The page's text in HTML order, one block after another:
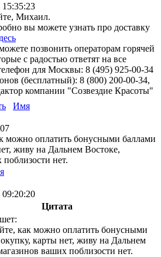
15:35:23
Михаил.
вы можете узнать про доставку
позвонить операторам горячей
с радостью ответят на все
для Москвы: 8 (495) 925-00-34
(бесплатный): 8 (800) 200-00-34,
компании "Созвездие Красоты"
Имя
можно оплатить бонусными баллами
живу на Дальнем Востоке,
нет.
09:20:20
Цитата
как можно оплатить бонусными
карты нет, живу на Дальнем
ваших поблизости нет.